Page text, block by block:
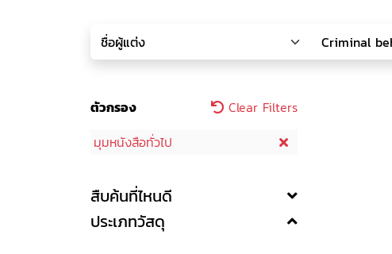
ตัวกรอง
Clear Filters
มุมหนังสือทั่วไป
สืบค้นที่ไหนดี
ประเภทวัสดุ